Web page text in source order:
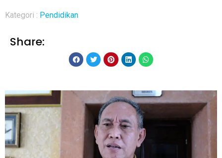
Kategori : Pendidikan
Share: